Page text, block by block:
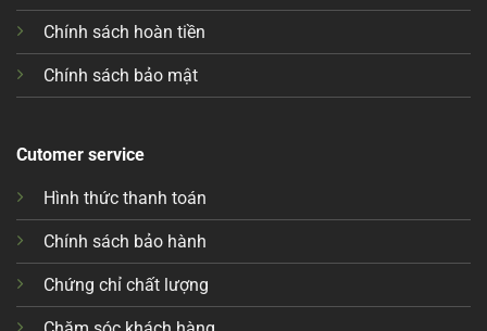
Chính sách hoàn tiền
Chính sách bảo mật
Cutomer service
Hình thức thanh toán
Chính sách bảo hành
Chứng chỉ chất lượng